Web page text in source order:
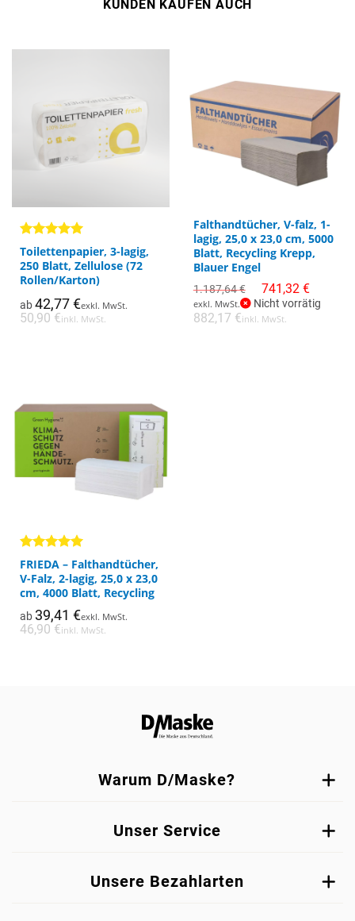
KUNDEN KAUFEN AUCH
Bewertet
mit4.93
von 5
Toilettenpapier, 3-lagig,
250 Blatt, Zellulose (72
Rollen/Karton)
ab 42,77€exkl. MwSt.
50,90 €inkl. MwSt.
Dieses
weist
mehrere
auf.
Die
Produktseite
gewählt
werden
Falthandtücher, V-falz, 1-
lagig, 25,0 x 23,0 cm, 5000
Blatt, Recycling Krepp,
Blauer Engel
1.187,64€
Ursprünglicher
Preis
war:
1.187,64 €
741,32 €
Aktueller
Preis
ist:
741,32 €.
exkl. MwSt. Nicht vorrätig
882,17 €inkl. MwSt.
Dieses
Produkt
weist
mehrere
Varianten
auf.
Die
Bewertet
mit5.00
von 5
FRIEDA – Falthandtücher,
V-Falz, 2-lagig, 25,0 x 23,0
cm, 4000 Blatt, Recycling
ab 39,41 €exkl. MwSt.
46,90 €inkl. MwSt.
Dieses
weist
mehrere
Varianten
auf.
Die
Warum D/Maske?
Unser Service
Unsere Bezahlarten